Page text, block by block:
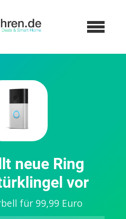
neue Ring
vor
für 99,99 Euro